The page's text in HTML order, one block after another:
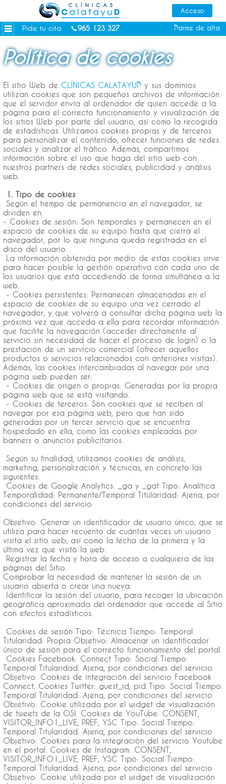
Pide tu cita 📞965 123 327 Darme de alta
Dietas personalizadas
Tratamientos Corporales
Depilación Láser Alicante
Tienda
Consejos de salud
Política de cookies
El sitio Web de CLÍNICAS CALATAYUD y sus dominios
utilizan cookies que son pequeños archivos de información
que el servidor envía al ordenador de quien accede a la
página para el correcto funcionamiento y visualización de
los sitios Web por parte del usuario, así como la recogida
de estadísticas. Utilizamos cookies propias y de terceros
para personalizar el contenido, ofrecer funciones de redes
sociales y analizar el tráfico. Además, compartimos
información sobre el uso que haga del sitio web con
nuestros partners de redes sociales, publicidad y análisis
web.
1. Tipo de cookies
Según el tiempo de permanencia en el navegador, se
dividen en:
- Cookies de sesión: Son temporales y permanecen en el
espacio de cookies de su equipo hasta que cierra el
navegador, por lo que ninguna queda registrada en el
disco del usuario.
La información obtenida por medio de estas cookies sirve
para hacer posible la gestión operativa con cada uno de
los usuarios que está accediendo de forma simultánea a la
web.
- Cookies persistentes: Permanecen almacenadas en el
espacio de cookies de su equipo una vez cerrado el
navegador, y que volverá a consultar dicha página web la
próxima vez que acceda a ella para recordar información
que facilite la navegación (acceder directamente al
servicio sin necesidad de hacer el proceso de login) o la
prestación de un servicio comercial (ofrecer aquellos
productos o servicios relacionados con anteriores visitas).
Además, las cookies intercambiadas al navegar por una
página web pueden ser:
- Cookies de origen o propias: Generadas por la propia
página web que se está visitando.
- Cookies de terceros: Son cookies que se reciben al
navegar por esa página web, pero que han sido
generadas por un tercer servicio que se encuentra
hospedado en ella, como las cookies empleadas por
banners o anuncios publicitarios.
Según su finalidad, utilizamos cookies de análisis,
marketing, personalización y técnicas, en concreto las
siguientes:
Cookies de Google Analytics: _ga y _gat Tipo: Analítica
Temporalidad: Permanente/Temporal Titularidad: Ajena, por
condiciones del servicio
Objetivo: Generar un identificador de usuario único, que se
utiliza para hacer recuento de cuántas veces un usuario
visita el sitio web, así como la fecha de la primera y la
última vez que visitó la web.
Registrar la fecha y hora de acceso a cualquiera de las
páginas del Sitio.
Comprobar la necesidad de mantener la sesión de un
usuario abierta o crear una nueva.
Identificar la sesión del usuario, para recoger la ubicación
geográfica aproximada del ordenador que accede al Sitio
con efectos estadísticos.
Cookies de sesión Tipo: Técnica Tiempo: Temporal
Titularidad: Propia Objetivo: Almacenar un identificador
único de sesión para el correcto funcionamiento del portal.
Cookies Facebook: Connect Tipo: Social Tiempo:
Temporal Titularidad: Ajena, por condiciones del servicio
Objetivo: Cookies de integración del servicio Facebook
Connect. Cookies Twitter: guest_id, pid Tipo: Social Tiempo:
Temporal Titularidad: Ajena, por condiciones del servicio
Objetivo: Cookie utilizada por el widget de visualización
de tweets de la OSI. Cookies de YouTube: CONSENT,
VISITOR_INFO1_LIVE, PREF, YSC Tipo: Social Tiempo:
Temporal Titularidad: Ajena, por condiciones del servicio
Objetivo: Cookies para la integración del servicio Youtube
en el portal. Cookies de Instagram: CONSENT,
VISITOR_INFO1_LIVE, PREF, YSC Tipo: Social Tiempo:
Temporal Titularidad: Ajena, por condiciones del servicio
Objetivo: Cookie utilizada por el widget de visualización